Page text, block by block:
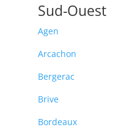
Sud-Ouest
Agen
Arcachon
Bergerac
Brive
Bordeaux